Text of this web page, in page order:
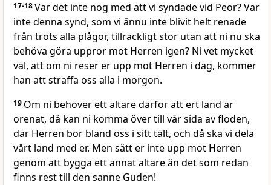
17-18Var det inte nog med att vi syndade vid Peor? Var
inte denna synd, som vi ännu inte blivit helt renade
från trots alla plågor, tillräckligt stor utan att ni nu ska
behöva göra uppror mot Herren igen? Ni vet mycket
väl, att om ni reser er upp mot Herren i dag, kommer
han att straffa oss alla i morgon.
19 Om ni behöver ett altare därför att ert land är
orenat, då kan ni komma över till vår sida av floden,
där Herren bor bland oss i sitt tält, och då ska vi dela
vårt land med er. Men sätt er inte upp mot Herren
genom att bygga ett annat altare än det som redan
finns rest till den sanne Guden!